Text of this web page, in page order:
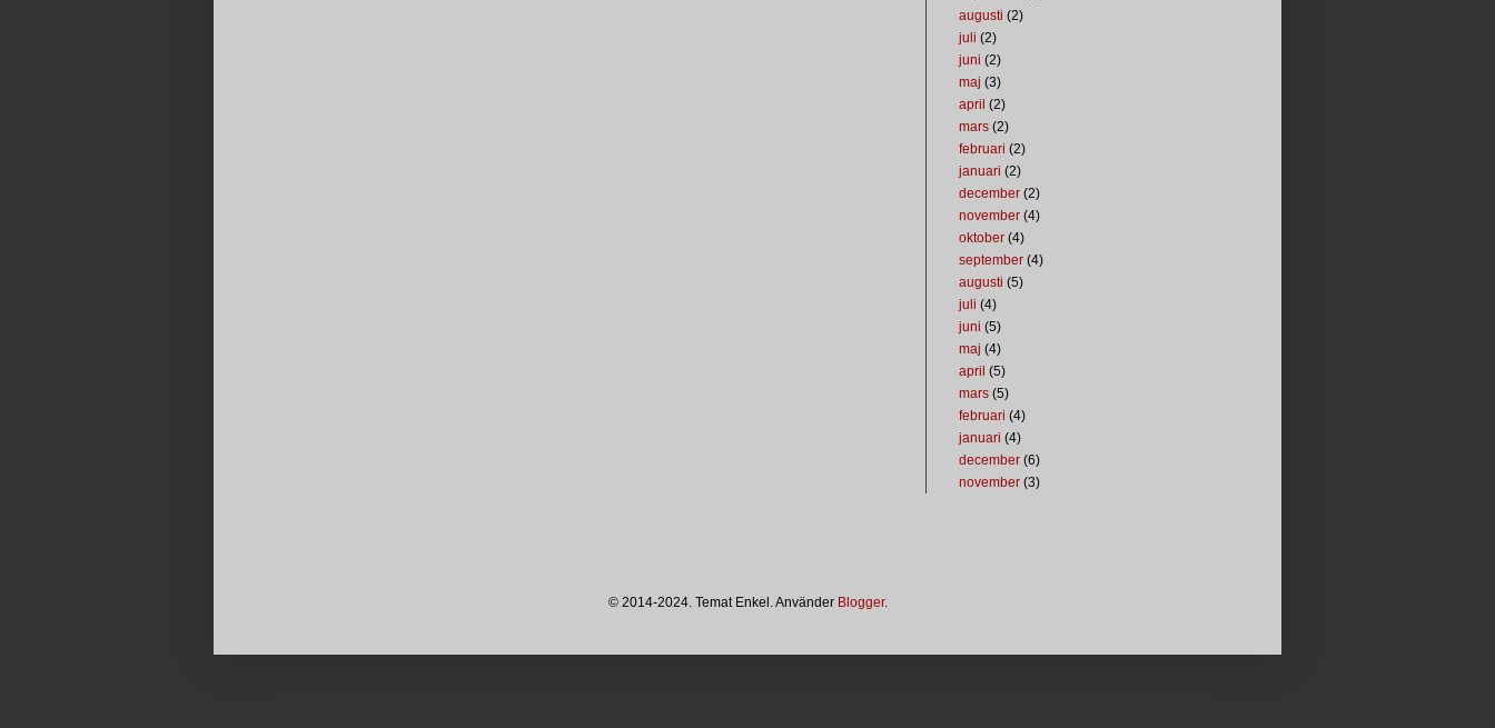
augusti (2)
juli (2)
juni (2)
maj (3)
april (2)
mars (2)
februari (2)
januari (2)
december (2)
november (4)
oktober (4)
september (4)
augusti (5)
juli (4)
juni (5)
maj (4)
april (5)
mars (5)
februari (4)
januari (4)
december (6)
november (3)
© 2014-2024. Temat Enkel. Använder Blogger.